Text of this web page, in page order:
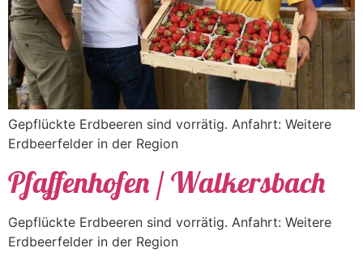
Gepflückte Erdbeeren sind vorrätig. Anfahrt: Weitere
Erdbeerfelder in der Region
Pfaffenhofen / Walkersbach
Gepflückte Erdbeeren sind vorrätig. Anfahrt: Weitere
Erdbeerfelder in der Region